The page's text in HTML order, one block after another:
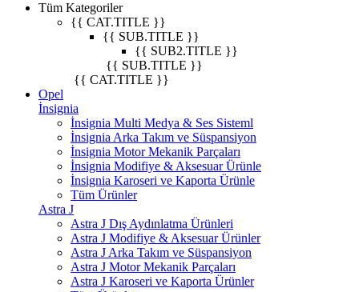
Tüm Kategoriler
{{ CAT.TITLE }}
{{ SUB.TITLE }}
{{ SUB2.TITLE }}
{{ SUB.TITLE }}
{{ CAT.TITLE }}
Opel
İnsignia
İnsignia Multi Medya & Ses Sisteml
İnsignia Arka Takım ve Süspansiyon
İnsignia Motor Mekanik Parçaları
İnsignia Modifiye & Aksesuar Ürünle
İnsignia Karoseri ve Kaporta Ürünle
Tüm Ürünler
Astra J
Astra J Dış Aydınlatma Ürünleri
Astra J Modifiye & Aksesuar Ürünler
Astra J Arka Takım ve Süspansiyon
Astra J Motor Mekanik Parçaları
Astra J Karoseri ve Kaporta Ürünler